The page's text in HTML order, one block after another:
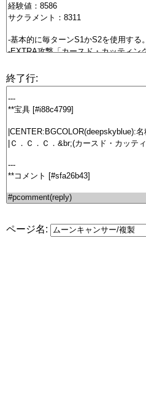
終了行:
ページ名: